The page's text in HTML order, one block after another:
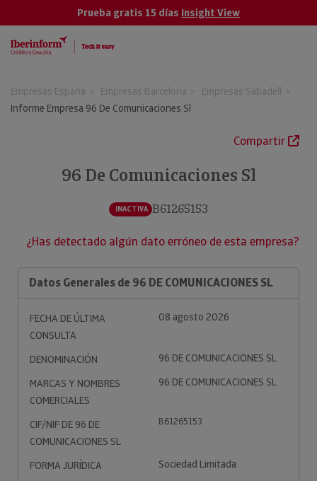
Prueba gratis 15 días Insight View
Empresas España Empresas Barcelona
Empresas Sabadell
Informe Empresa 96 De Comunicaciones Sl
Compartir
96 De Comunicaciones Sl
INACTIVA B61265153
¿Has detectado algún dato erróneo de esta empresa?
Datos Generales de 96 DE COMUNICACIONES SL
FECHA DE ÚLTIMA
CONSULTA
08 agosto 2026
DENOMINACIÓN
96 DE COMUNICACIONES SL
MARCAS Y NOMBRES
COMERCIALES
96 DE COMUNICACIONES SL
CIF/NIF DE 96 DE
COMUNICACIONES SL
B61265153
FORMA JURÍDICA
Sociedad Limitada